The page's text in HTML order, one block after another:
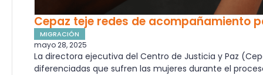
Cepaz teje redes de acompañamiento
MIGRACIÓN
mayo 28, 2025
La directora ejecutiva del Centro de Justicia y Paz
diferenciadas que sufren las mujeres durante el